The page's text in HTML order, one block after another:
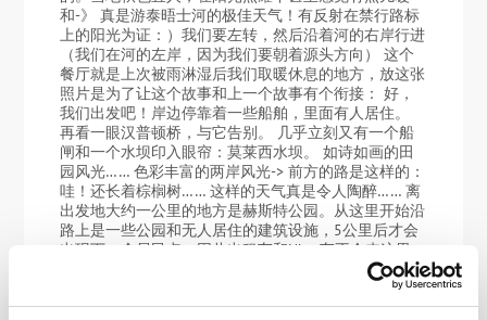
和-》 真是游泰晤士河的极佳天气！有反射在禁行路标
上的阳光为证：）我们要左转，然后沿着河的右岸行进
（我们在河的左岸，因为我们要朝着源头方向） 这个
餐厅就是上次被雨淋湿后我们取暖休息的地方，放这张
照片是为了让这个故事和上一个故事有个衔接： 好，
我们出发吧！岸边停靠着一些船舶，里面有人居住。
再看一眼汉普顿桥，与它告别。 几乎立刻又有一个船
闸和一个水坝印入眼帘：莫莱西水坝。 如诗如画的田
园风光…… 色彩丰富的两岸风光-> 前方的路是这样的：
哇！还长着棕榈树…… 这样的天气真是令人陶醉…… 离
出发地大约一公里的地方是赫斯特公园。从这里开始沿
路上是一些公园和无人居住的建筑设施，5公里后才会
出现下一个居民点。因此出租车和Uber车不会来这里。
在这里给准备来徒步的人提个醒。 好美! 小路变得越来
越隐秘…… 景色也越来越美。 这就是大伦敦郊区。泰晤
士河面更窄了，两岸的设施也更简陋一些…… 左边你们